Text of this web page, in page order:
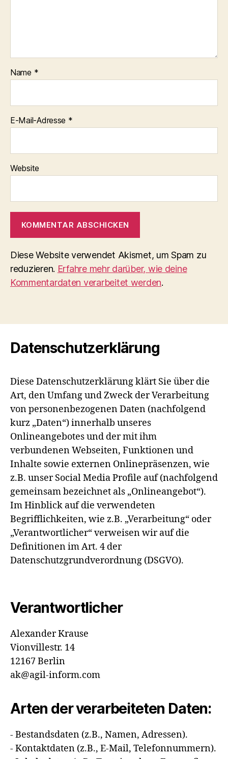
Name *
E-Mail-Adresse *
Website
Diese Website verwendet Akismet, um Spam zu
reduzieren. Erfahre mehr darüber, wie deine
Kommentardaten verarbeitet werden.
Datenschutzerklärung
Diese Datenschutzerklärung klärt Sie über die
Art, den Umfang und Zweck der Verarbeitung
von personenbezogenen Daten (nachfolgend
kurz „Daten“) innerhalb unseres
Onlineangebotes und der mit ihm
verbundenen Webseiten, Funktionen und
Inhalte sowie externen Onlinepräsenzen, wie
z.B. unser Social Media Profile auf (nachfolgend
gemeinsam bezeichnet als „Onlineangebot“).
Im Hinblick auf die verwendeten
Begrifflichkeiten, wie z.B. „Verarbeitung“ oder
„Verantwortlicher“ verweisen wir auf die
Definitionen im Art. 4 der
Datenschutzgrundverordnung (DSGVO).
Verantwortlicher
Alexander Krause
Vionvillestr. 14
12167 Berlin
ak@agil-inform.com
Arten der verarbeiteten Daten:
- Bestandsdaten (z.B., Namen, Adressen).
- Kontaktdaten (z.B., E-Mail, Telefonnummern).